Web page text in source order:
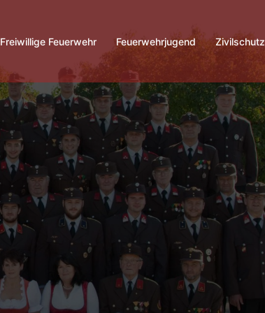
Freiwillige Feuerwehr Feuerwehrjugend Zivilschutz